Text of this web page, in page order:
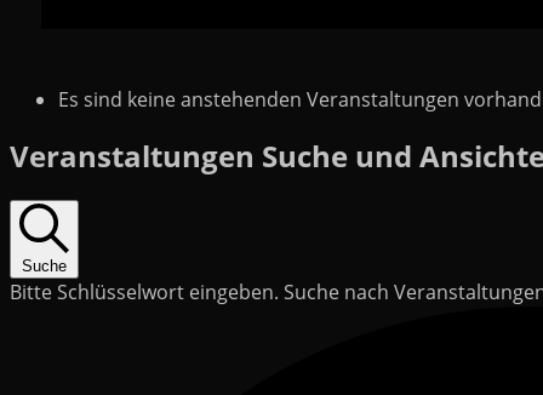
Es sind keine anstehenden Veranstaltungen
Veranstaltungen Suche und
Suche
Bitte Schlüsselwort eingeben. Suche nach